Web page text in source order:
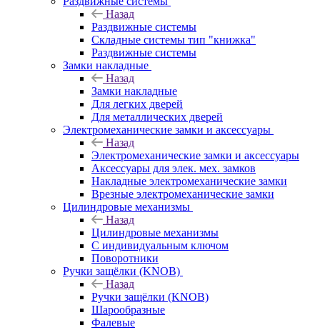
Назад
Раздвижные системы
Складные системы тип "книжка"
Раздвижные системы
Замки накладные
Назад
Замки накладные
Для легких дверей
Для металлических дверей
Электромеханические замки и аксессуары
Назад
Электромеханические замки и аксессуары
Аксессуары для элек. мех. замков
Накладные электромеханические замки
Врезные электромеханические замки
Цилиндровые механизмы
Назад
Цилиндровые механизмы
С индивидуальным ключом
Поворотники
Ручки защёлки (KNOB)
Назад
Ручки защёлки (KNOB)
Шарообразные
Фалевые